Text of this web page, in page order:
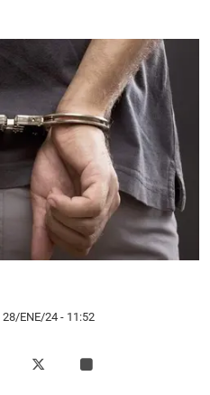
28/ENE/24 - 11:52